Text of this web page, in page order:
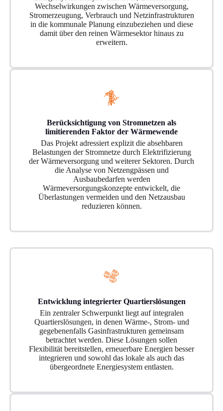
Wechselwirkungen zwischen Wärmeversorgung,
Stromerzeugung, Verbrauch und Netzinfrastrukturen
in die kommunale Planung einzubeziehen und diese
damit über den reinen Wärmesektor hinaus zu
erweitern.
Berücksichtigung von Stromnetzen als
limitierenden Faktor der Wärmewende
Das Projekt adressiert explizit die absehbaren
Belastungen der Stromnetze durch Elektrifizierung
der Wärmeversorgung und weiterer Sektoren. Durch
die Analyse von Netzengpässen und
Ausbaubedarfen werden
Wärmeversorgungskonzepte entwickelt, die
Überlastungen vermeiden und den Netzausbau
reduzieren können.
Entwicklung integrierter Quartierslösungen
Ein zentraler Schwerpunkt liegt auf integralen
Quartierslösungen, in denen Wärme-, Strom- und
gegebenenfalls Gasinfrastrukturen gemeinsam
betrachtet werden. Diese Lösungen sollen
Flexibilität bereitstellen, erneuerbare Energien besser
integrieren und sowohl das lokale als auch das
übergeordnete Energiesystem entlasten.